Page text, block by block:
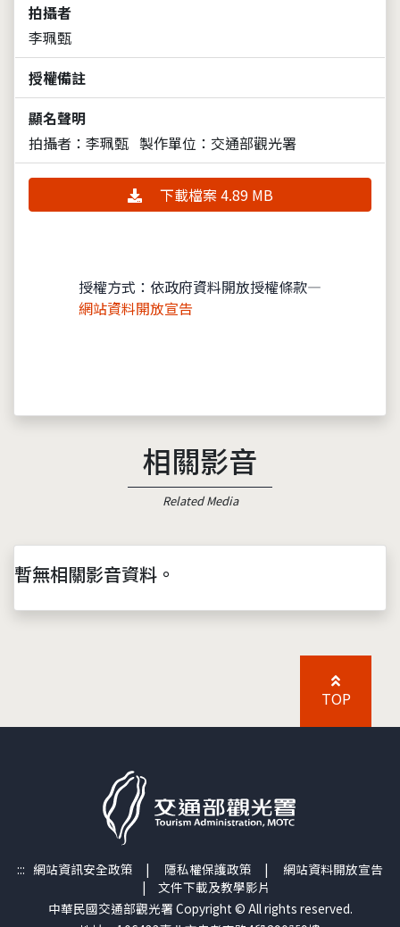
拍攝者
李珮甄
授權備註
顯名聲明
拍攝者：李珮甄 製作單位：交通部觀光署
下載檔案 4.89 MB
授權方式：依政府資料開放授權條款—
網站資料開放宣告
相關影音
Related Media
暫無相關影音資料。
TOP
::: 網站資訊安全政策 | 隱私權保護政策 | 網站資料開放宣告
| 文件下載及教學影片
中華民國交通部觀光署 Copyright © All rights reserved.